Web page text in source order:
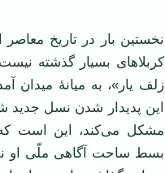
نخستین بار در تاریخ
کربلاهای بسیار گذشته
زلف یار»، به میانۀ
این پدیدار شدن نسل جدید
مشکل می‌کند، این است که
بسط ساحت آگاهی ملّی او